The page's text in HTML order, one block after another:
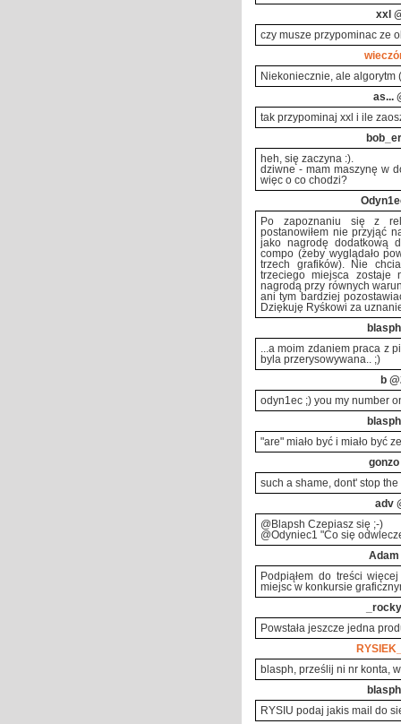
xxl
czy musze przypominac ze
Niekoniecznie, ale algorytm
as...
tak przypominaj xxl i ile
bob_er
heh, się zaczyna :).
dziwne - mam maszynę w
więc o co chodzi?
Po zapoznaniu się z
postanowiłem nie przyjąć
jako nagrodę dodatkową
compo (żeby wyglądało
trzech grafików). Nie
trzeciego miejsca zostaje
nagrodą przy równych
ani tym bardziej
Dziękuję Ryśkowi za
blasph
...a moim zdaniem praca z
byla przerysowywana.. ;)
b
odyn1ec ;) you my number
blasph
"are" miało być i miało być
gonzo
such a shame, dont' stop the
adv
@Blapsh Czepiasz się ;-)
@Odyniec1 "Co się
Adam
Podpiąłem do treści
miejsc w konkursie
_rocky
Powstała jeszcze jedna
blasph, prześlij ni nr konta,
blasph
RYSIU podaj jakis mail do